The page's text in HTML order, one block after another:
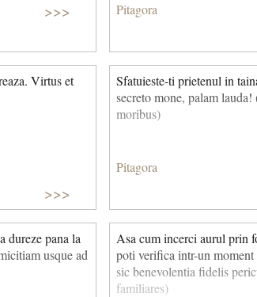
>>> Pitagora
Virtus et
>>>
Sfatuieste-ti prietenul in
secreto mone, palam
moribus)
Pitagora
dureze pana la
usque ad
Asa cum incerci aurul prin
poti verifica intr-un
sic benevolentia fidelis
familiares)